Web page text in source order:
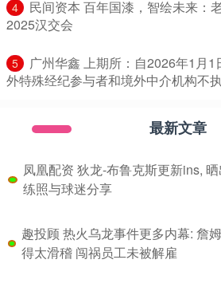
4
民间资本 百年国漆，智绘未来：
2025汉交会
5
广州华鑫 上期所：自2026年1月
外特殊经纪参与者和境外中介机构不
最新文章
凤凰配资 狄龙-布鲁克斯更新ins,
练照与球迷分享
趣投顾 热火乌龙事件更多内幕: 詹
得太滑稽 闯祸员工未被解雇